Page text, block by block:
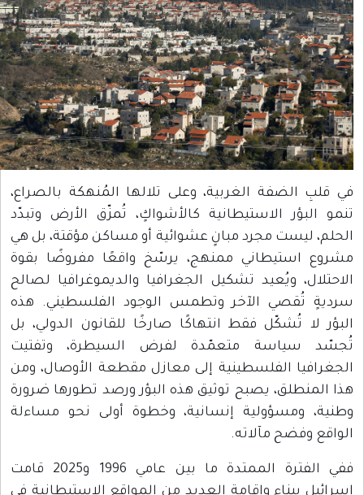
الغربية، وعلى تلالها المُنهكة بالصراع،
الاستيطانية كالأشواكٍ، تُمزّق الأرض وتبدّد
ليست مجرد مبانٍ عشوائية أو مساكن مؤقتة، بل هي
استيطاني ممنهج، يرسّخ واقعًا مفروضًا بقوة
ويُعيد تشكيل الجغرافيا والديموغرافيا لصالح
تُقصي الآخر وتطمس الوجود الفلسطيني. هذه
تُشكّل فقط انتهاكًا صارخًا للقانون الدولي، بل
متعمّدة لفرض السيطرة، وتفتيت
الفلسطينية إلى معازل مقطعة الأوصال، ومن
يصبح توثيق هذه البؤر ورصد تطورها ضرورة
ومسؤولية إنسانية، وخطوة أولى نحو مساءلة
وفضح مآلاته.
ففي الفترة الممتدة ما بين عامي 1996 و2025 قامت
ببناء وإقامة العديد من المواقع الاستيطانية في